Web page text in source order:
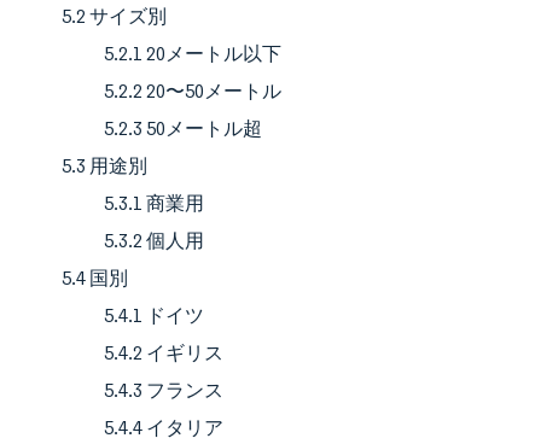
5.2 サイズ別
5.2.1 20メートル以下
5.2.2 20〜50メートル
5.2.3 50メートル超
5.3 用途別
5.3.1 商業用
5.3.2 個人用
5.4 国別
5.4.1 ドイツ
5.4.2 イギリス
5.4.3 フランス
5.4.4 イタリア